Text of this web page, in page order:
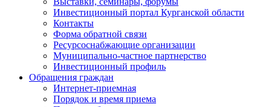
Инвестиционный портал Курганской области
Контакты
Форма обратной связи
Ресурсоснабжающие организации
Муниципально-частное партнерство
Инвестиционный профиль
Обращения граждан
Интернет-приемная
Порядок и время приема